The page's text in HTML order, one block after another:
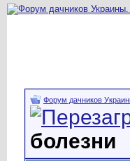
Форум дачников
болезни